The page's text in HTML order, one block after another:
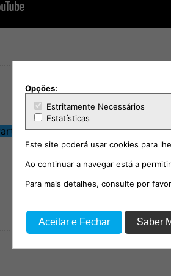
Opções:
Estritamente Necessários
Estatísticas
Este site poderá usar cookies para
Ao continuar a navegar está a
Para mais detalhes, consulte por
Aceitar e Fechar Saber